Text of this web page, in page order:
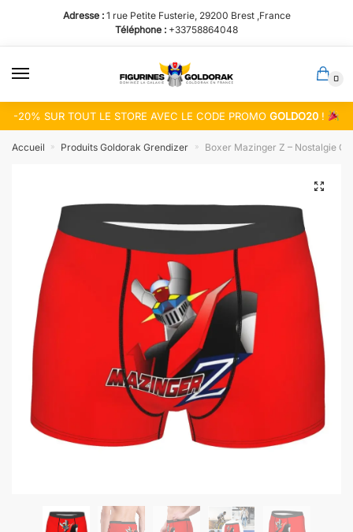
la
navigation
contenu
Adresse : 1 rue Petite Fusterie, 29200 Brest ,France
Téléphone : +33758864048
0
-20% SUR TOUT LE STORE AVEC LE CODE PROMOGOLDO20 !
Accueil » Produits Goldorak Grendizer » Boxer Mazinger Z – Nostalgie